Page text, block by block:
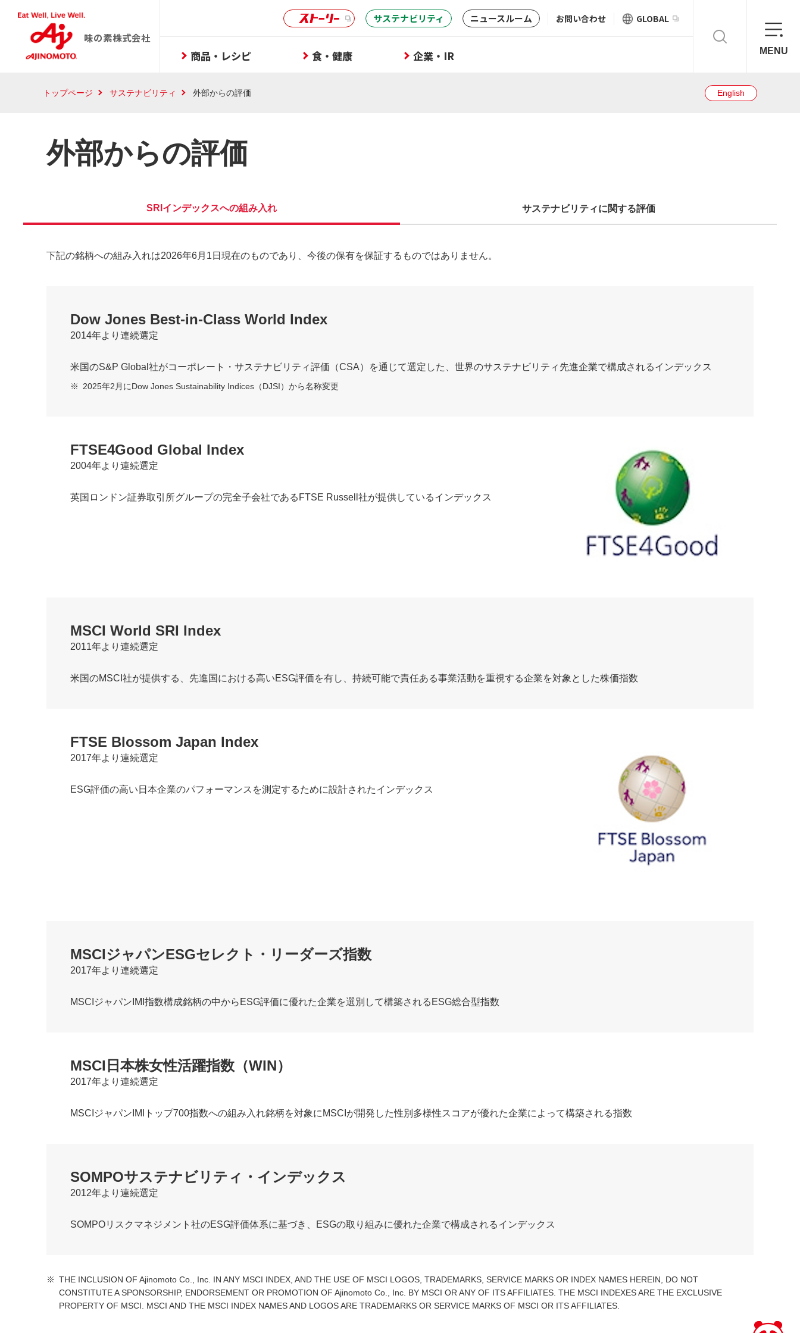
味の素株式会社
サステナビリティ ニュースルーム お問い合わせ GLOBAL
商品・レシピ 食・健康 企業・IR MENU
トップページ サステナビリティ 外部からの評価 English
外部からの評価
SRIインデックスへの組み入れ サステナビリティに関する評価
下記の銘柄への組み入れは2026年6月1日現在のものであり、今後の保有を保証するものではありません。
Dow Jones Best-in-Class World Index
2014年より連続選定
米国のS&P Global社がコーポレート・サステナビリティ評価（CSA）を通じて選定した、世界のサステナビリティ先進企業で構成されるインデックス
※ 2025年2月にDow Jones Sustainability Indices（DJSI）から名称変更
FTSE4Good Global Index
2004年より連続選定
英国ロンドン証券取引所グループの完全子会社であるFTSE Russell社が提供しているインデックス
MSCI World SRI Index
2011年より連続選定
米国のMSCI社が提供する、先進国における高いESG評価を有し、持続可能で責任ある事業活動を重視する企業を対象とした株価指数
FTSE Blossom Japan Index
2017年より連続選定
ESG評価の高い日本企業のパフォーマンスを測定するために設計されたインデックス
MSCIジャパンESGセレクト・リーダーズ指数
2017年より連続選定
MSCIジャパンIMI指数構成銘柄の中からESG評価に優れた企業を選別して構築されるESG総合型指数
MSCI日本株女性活躍指数（WIN）
2017年より連続選定
MSCIジャパンIMIトップ700指数への組み入れ銘柄を対象にMSCIが開発した性別多様性スコアが優れた企業によって構築される指数
SOMPOサステナビリティ・インデックス
2012年より連続選定
SOMPOリスクマネジメント社のESG評価体系に基づき、ESGの取り組みに優れた企業で構成されるインデックス
※ THE INCLUSION OF Ajinomoto Co., Inc. IN ANY MSCI INDEX, AND THE USE OF MSCI LOGOS, TRADEMARKS, SERVICE MARKS OR INDEX NAMES HEREIN, DO NOT
CONSTITUTE A SPONSORSHIP, ENDORSEMENT OR PROMOTION OF Ajinomoto Co., Inc. BY MSCI OR ANY OF ITS AFFILIATES. THE MSCI INDEXES ARE THE EXCLUSIVE
PROPERTY OF MSCI. MSCI AND THE MSCI INDEX NAMES AND LOGOS ARE TRADEMARKS OR SERVICE MARKS OF MSCI OR ITS AFFILIATES.